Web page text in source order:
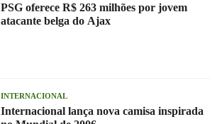
PSG oferece R$ 263 milhões por jovem
atacante belga do Ajax
INTERNACIONAL
Internacional lança nova camisa inspirada